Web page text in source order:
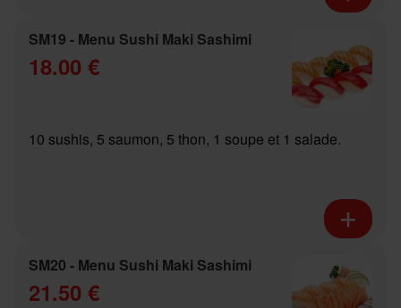
SM19 - Menu Sushi Maki Sashimi
18.00 €
10 sushis, 5 saumon, 5 thon, 1 soupe et 1 salade.
SM20 - Menu Sushi Maki Sashimi
21.50 €